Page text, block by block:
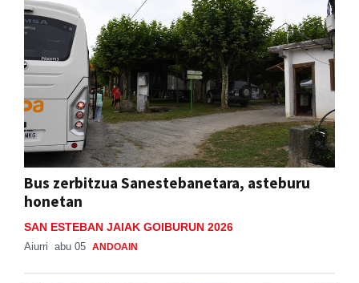
Bus zerbitzua Sanestebanetara, asteburu
honetan
SAN ESTEBAN JAIAK GOIBURUN 2026
Aiurri abu 05 ANDOAIN